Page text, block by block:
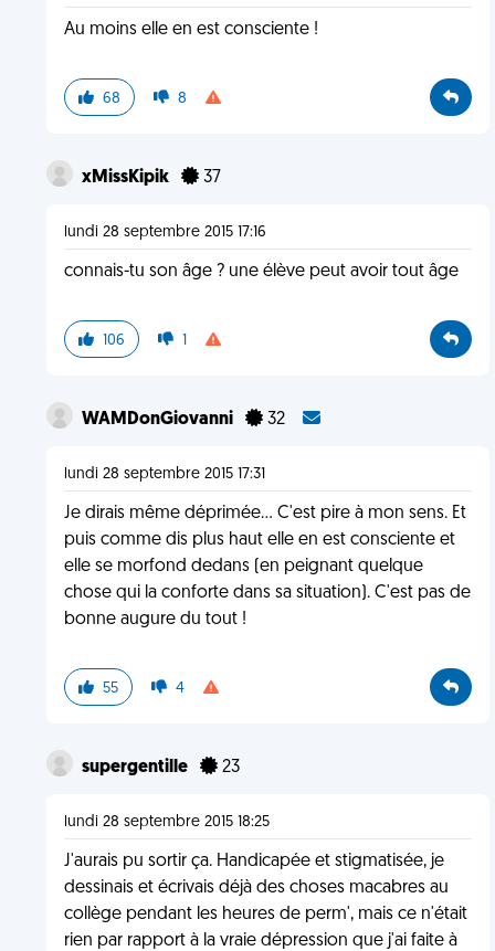
Au moins elle en est consciente !
68 8
xMissKipik 37
lundi 28 septembre 2015 17:16
connais-tu son âge ? une élève peut avoir tout âge
106 1
WAMDonGiovanni 32
lundi 28 septembre 2015 17:31
Je dirais même déprimée... C'est pire à mon sens. Et
puis comme dis plus haut elle en est consciente et
elle se morfond dedans (en peignant quelque
chose qui la conforte dans sa situation). C'est pas de
bonne augure du tout !
55 4
supergentille 23
lundi 28 septembre 2015 18:25
J'aurais pu sortir ça. Handicapée et stigmatisée, je
dessinais et écrivais déjà des choses macabres au
collège pendant les heures de perm', mais ce n'était
rien par rapport à la vraie dépression que j'ai faite à